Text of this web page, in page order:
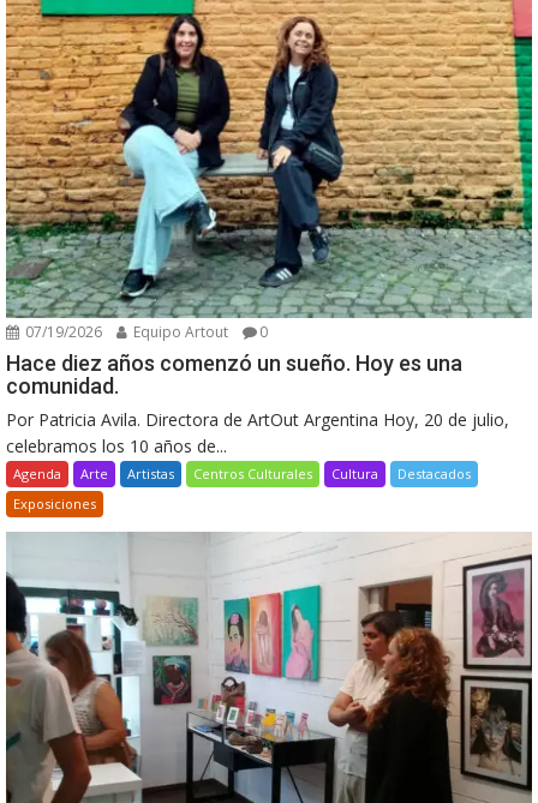
07/19/2026 Equipo Artout 0
Hace diez años comenzó un sueño. Hoy es una
comunidad.
Por Patricia Avila. Directora de ArtOut Argentina Hoy, 20 de julio,
celebramos los 10 años de...
Agenda Arte Artistas Centros Culturales Cultura
Destacados
Exposiciones